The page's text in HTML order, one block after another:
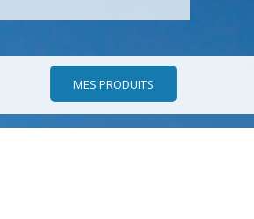
MES PRODUITS